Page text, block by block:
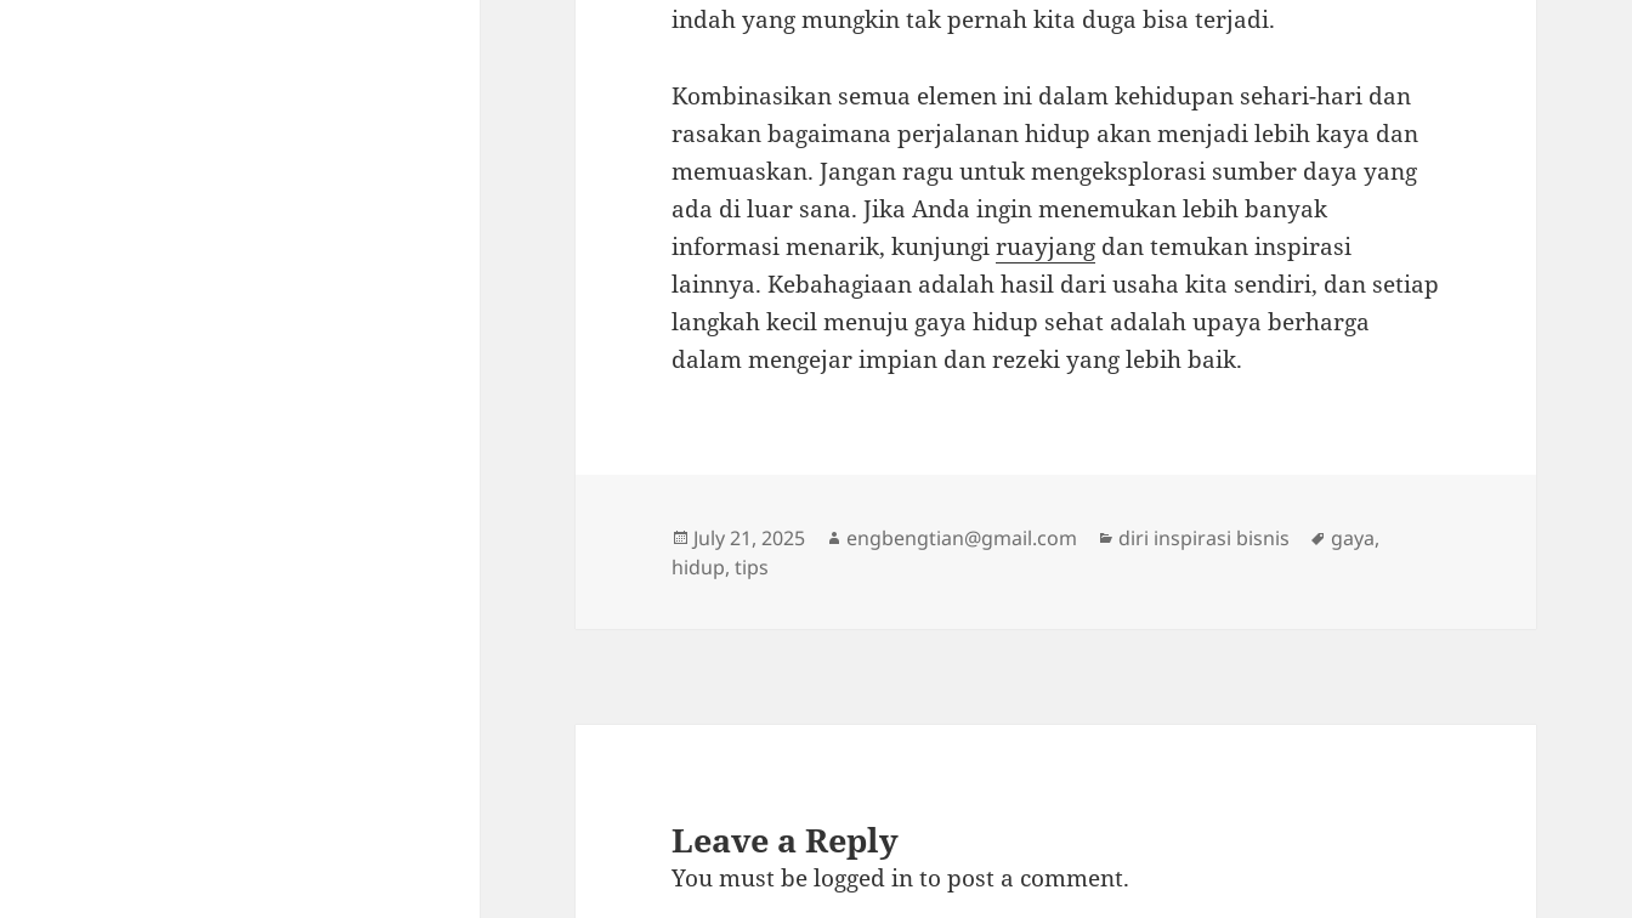
indah yang mungkin tak pernah kita duga bisa terjadi.
Kombinasikan semua elemen ini dalam kehidupan sehari-hari dan
rasakan bagaimana perjalanan hidup akan menjadi lebih kaya dan
memuaskan. Jangan ragu untuk mengeksplorasi sumber daya yang
ada di luar sana. Jika Anda ingin menemukan lebih banyak
informasi menarik, kunjungiruayjang dan temukan inspirasi
lainnya. Kebahagiaan adalah hasil dari usaha kita sendiri, dan setiap
langkah kecil menuju gaya hidup sehat adalah upaya berharga
dalam mengejar impian dan rezeki yang lebih baik.
Posted
on
July 21, 2025 Author
engbengtian@gmail.com Categories
diri inspirasi bisnis Tags
gaya,
hidup,tips
Leave a Reply
You must belogged into post a comment.